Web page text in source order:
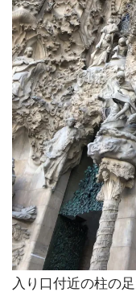
入り口付近の柱の